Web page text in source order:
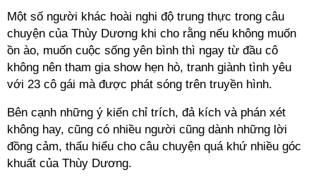
Một số người khác hoài nghi độ trung thực trong câu
chuyện của Thùy Dương khi cho rằng nếu không muốn
ồn ào, muốn cuộc sống yên bình thì ngay từ đầu cô
không nên tham gia show hẹn hò, tranh giành tình yêu
với 23 cô gái mà được phát sóng trên truyền hình.
Bên cạnh những ý kiến chỉ trích, đả kích và phán xét
không hay, cũng có nhiều người cũng dành những lời
đồng cảm, thấu hiểu cho câu chuyện quá khứ nhiều góc
khuất của Thùy Dương.